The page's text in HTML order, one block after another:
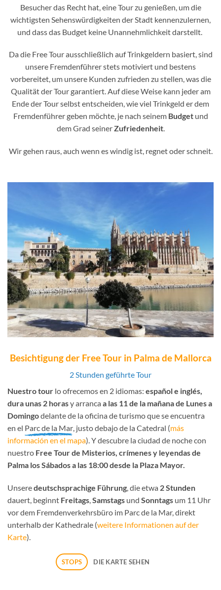
Besucher das Recht hat, eine Tour zu genießen, um die
wichtigsten Sehenswürdigkeiten der Stadt kennenzulernen,
und dass das Budget keine Unannehmlichkeit darstellt.
Da die Free Tour ausschließlich auf Trinkgeldern basiert, sind
unsere Fremdenführer stets motiviert und bestens
vorbereitet, um unsere Kunden zufrieden zu stellen, was die
Qualität der Tour garantiert. Auf diese Weise kann jeder am
Ende der Tour selbst entscheiden, wie viel Trinkgeld er dem
Fremdenführer geben möchte, je nach seinem Budgetund
dem Grad seinerZufriedenheit.
Wir gehen raus, auch wenn es windig ist, regnet oder schneit.
Besichtigung der Free Tour in Palma de Mallorca
2 Stunden geführte Tour
Nuestro tour lo ofrecemos en 2 idiomas: español e inglés,
dura unas 2 horasy arranca a las 11 de la mañana de Lunes a
Domingodelante de la oficina de turismo que se encuentra
en el Parc de la Mar, justo debajo de la Catedral (más
información en el mapa). Y descubre la ciudad de noche con
nuestro Free Tour de Misterios, crímenes y leyendas de
Palma los Sábadosa las 18:00 desde la Plaza Mayor.
Unseredeutschsprachige Führung, die etwa 2 Stunden
dauert, beginnt Freitags,Samstags und Sonntags um 11 Uhr
vor dem Fremdenverkehrsbüro im Parc de la Mar, direkt
unterhalb der Kathedrale (weitere Informationen auf der
Karte).
STOPS DIE KARTE SEHEN